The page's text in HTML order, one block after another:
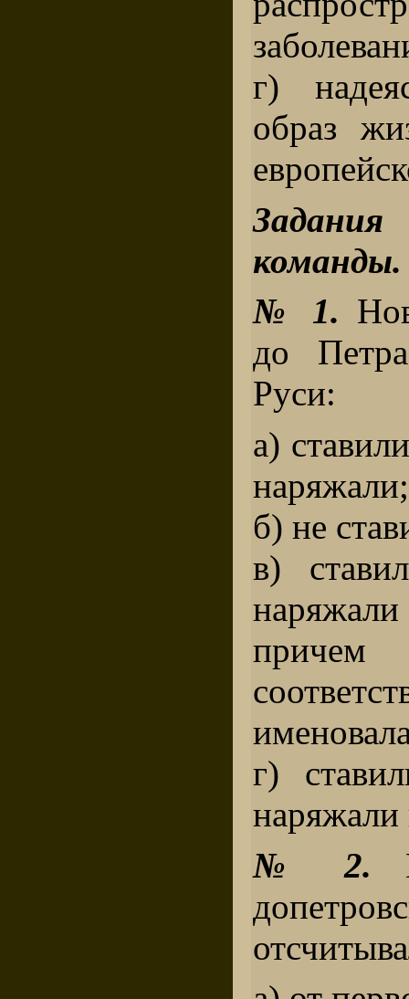
г)
образ
команды.
№ 1.
до
Руси:
а)
наряжали;
б) не
в)
г)
№ 2.